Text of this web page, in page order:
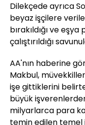
Dilekçede ayrıca
beyaz işçilere
bırakıldığı ve
çalıştırıldığı
AA'nın haberine
Makbul,
işe gittiklerini
büyük
milyarlarca para
temin edilen